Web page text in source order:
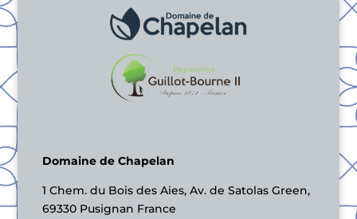
Domaine de Chapelan
1 Chem. du Bois des Aies, Av. de Satolas Green,
69330 Pusignan France